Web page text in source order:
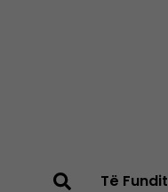
Të Fundit